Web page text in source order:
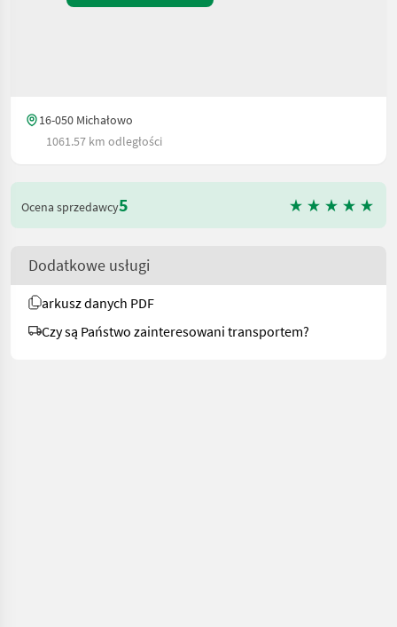
16-050 Michałowo
1061.57 km odległości
Ocena sprzedawcy5
Dodatkowe usługi
arkusz danych PDF
Czy są Państwo zainteresowani transportem?